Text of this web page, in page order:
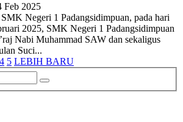
Feb 2025
Negeri 1 Padangsidimpuan, pada hari
2025, SMK Negeri 1 Padangsidimpuan
Nabi Muhammad SAW dan sekaligus
Suci...
4 5 LEBIH BARU